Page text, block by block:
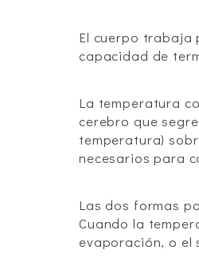
El cuerpo trabaja
capacidad de
La temperatura
cerebro que
temperatura)
necesarios para
Las dos formas
Cuando la
evaporación, o el